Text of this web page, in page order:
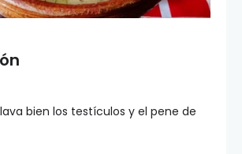
bien los testículos y el pene de